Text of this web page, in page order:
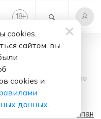
18+
Слушать бесплатно
Вижен
Тайпан
cookies.
сайтом, вы
cookies и
данных.